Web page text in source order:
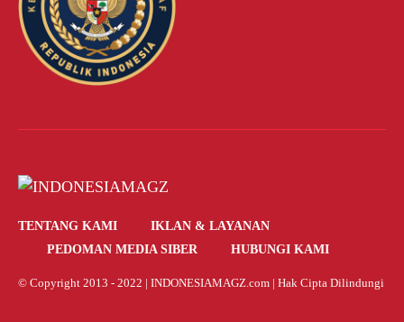
TENTANG KAMI
IKLAN & LAYANAN
PEDOMAN MEDIA SIBER
HUBUNGI KAMI
© Copyright 2013 - 2022 | INDONESIAMAGZ.com | Hak Cipta Dilindungi